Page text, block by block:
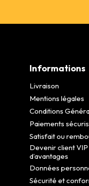
Informations
Livraison
Mentions légales
Conditions
Paiements
Satisfait ou
Devenir client
d’avantages
Données
Sécurité et